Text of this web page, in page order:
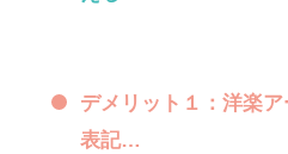
デメリット１：洋楽
表記…